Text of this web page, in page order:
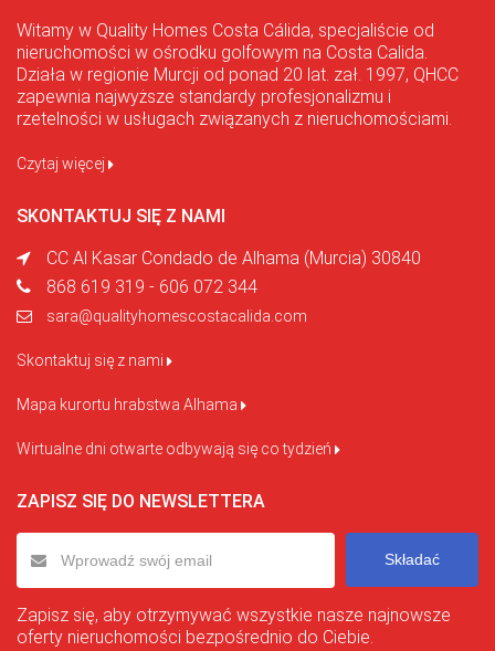
Witamy w Quality Homes Costa Cálida, specjaliście od
nieruchomości w ośrodku golfowym na Costa Calida.
Działa w regionie Murcji od ponad 20 lat. zał. 1997, QHCC
zapewnia najwyższe standardy profesjonalizmu i
rzetelności w usługach związanych z nieruchomościami.
Czytaj więcej
SKONTAKTUJ SIĘ Z NAMI
CC Al Kasar Condado de Alhama (Murcia) 30840
868 619 319 - 606 072 344
sara@qualityhomescostacalida.com
Skontaktuj się z nami
Mapa kurortu hrabstwa Alhama
Wirtualne dni otwarte odbywają się co tydzień
ZAPISZ SIĘ DO NEWSLETTERA
Składać
Zapisz się, aby otrzymywać wszystkie nasze najnowsze
oferty nieruchomości bezpośrednio do Ciebie.